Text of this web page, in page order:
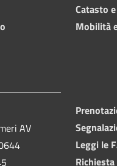
Catasto
Mobilità
AV
Leggi le